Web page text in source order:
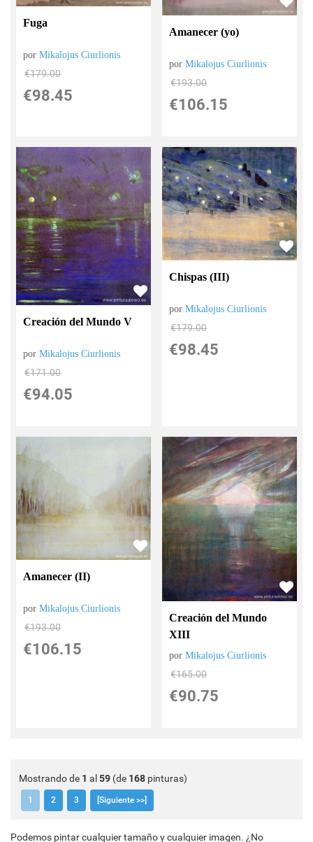
Fuga
porMikalojus Ciurlionis
€179.00
€98.45
Amanecer (yo)
porMikalojus Ciurlionis
€193.00
€106.15
Creación del Mundo V
porMikalojus Ciurlionis
€171.00
€94.05
Chispas (III)
porMikalojus Ciurlionis
€179.00
€98.45
Amanecer (II)
porMikalojus Ciurlionis
€193.00
€106.15
Creación del Mundo
XIII
porMikalojus Ciurlionis
€165.00
€90.75
Mostrando de 1 al 59 (de 168 pinturas)
1 2 3 [Siguiente >>]
Podemos pintar cualquier tamaño y cualquier imagen. ¿No